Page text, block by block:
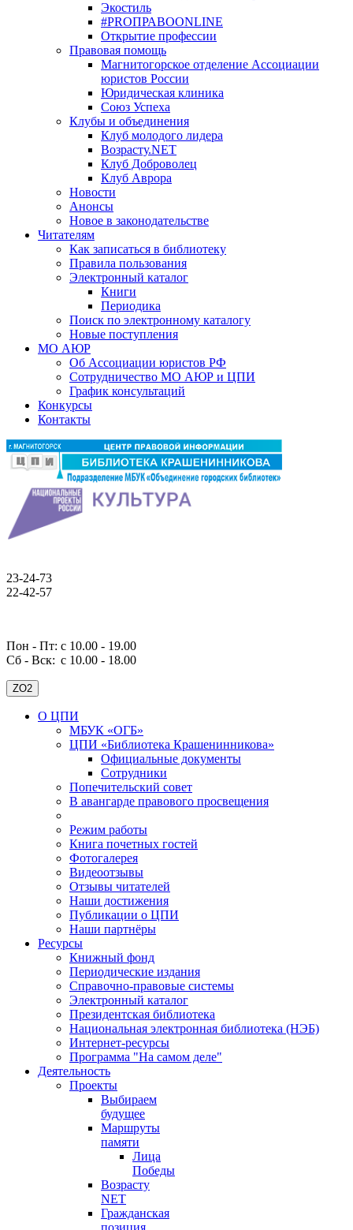
Экостиль
#PROПРАВОONLINE
Открытие профессии
Правовая помощь
Магнитогорское отделение Ассоциации
юристов России
Юридическая клиника
Союз Успеха
Клубы и объединения
Клуб молодого лидера
Возрасту.NET
Клуб Доброволец
Клуб Аврора
Новости
Анонсы
Новое в законодательстве
Читателям
Как записаться в библиотеку
Правила пользования
Электронный каталог
Книги
Периодика
Поиск по электронному каталогу
Новые поступления
МО АЮР
Об Ассоциации юристов РФ
Сотрудничество МО АЮР и ЦПИ
График консультаций
Конкурсы
Контакты
23-24-73
22-42-57
Пон - Пт: с 10.00 - 19.00
Сб - Вск: с 10.00 - 18.00
ZO2
О ЦПИ
МБУК «ОГБ»
ЦПИ «Библиотека Крашенинникова»
Официальные документы
Сотрудники
Попечительский совет
В авангарде правового просвещения
Режим работы
Книга почетных гостей
Фотогалерея
Видеоотзывы
Отзывы читателей
Наши достижения
Публикации о ЦПИ
Наши партнёры
Ресурсы
Книжный фонд
Периодические издания
Справочно-правовые системы
Электронный каталог
Президентская библиотека
Национальная электронная библиотека (НЭБ)
Интернет-ресурсы
Программа "На самом деле"
Деятельность
Проекты
Выбираем
будущее
Маршруты
памяти
Лица
Победы
Возрасту
NET
Гражданская
позиция